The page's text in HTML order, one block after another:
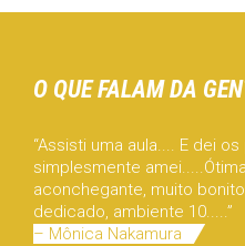
O QUE FALAM DA
“Assisti uma aula.... E dei
simplesmente
aconchegante, muito
dedicado, ambiente 10.....”
– Mônica Nakamura